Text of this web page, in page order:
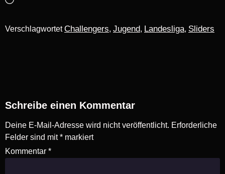
VerschlagwortetChallengers, Jugend, Landesliga, Sliders
Schreibe einen Kommentar
Deine E-Mail-Adresse wird nicht veröffentlicht. Erforderliche
Felder sind mit* markiert
Kommentar *